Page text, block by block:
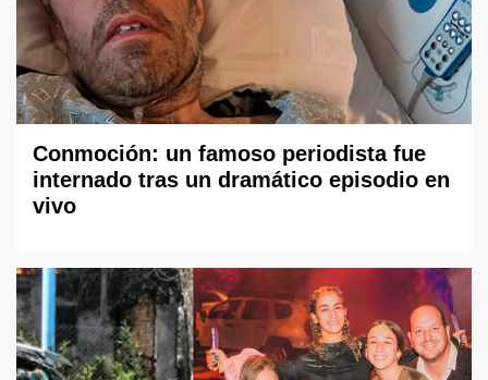
Conmoción: un famoso periodista fue
internado tras un dramático episodio en
vivo